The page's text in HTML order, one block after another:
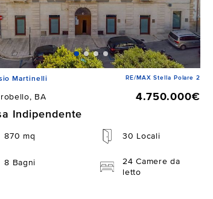
Martinelli RE/MAX Stella Polare 2
BA
4.750.000€
Indipendente
870 mq 30 Locali
8 Bagni
24 Camere da
letto